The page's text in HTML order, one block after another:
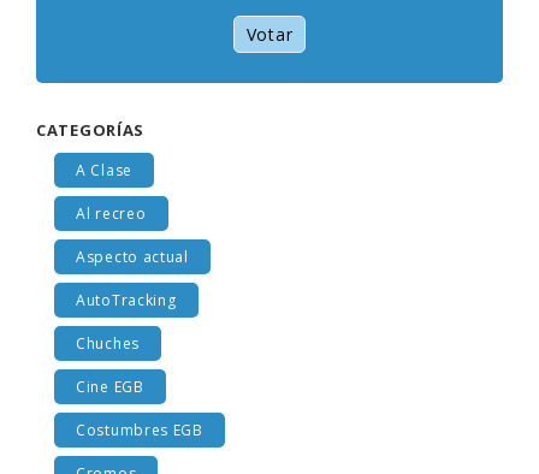
Votar
CATEGORÍAS
A Clase
Al recreo
Aspecto actual
AutoTracking
Chuches
Cine EGB
Costumbres EGB